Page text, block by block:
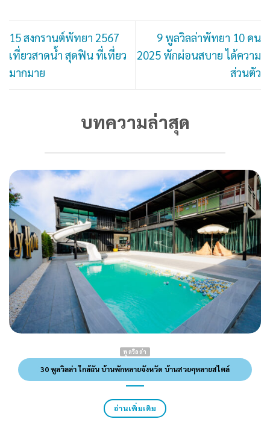
15 สงกรานต์พัทยา 2567
เที่ยวสาดน้ำ สุดฟิน ที่เที่ยว
มากมาย
9 พูลวิลล่าพัทยา 10 คน
2025 พักผ่อนสบาย ได้ความ
ส่วนตัว
บทความล่าสุด
พูลวิลล่า
30 พูลวิลล่า ใกล้ฉัน บ้านพักหลายจังหวัด บ้านสวยๆหลายสไตล์
อ่านเพิ่มเติม